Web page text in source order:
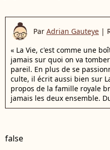
Par Adrian Gauteye |
« La Vie, c'est comme une
jamais sur quoi on va
pareil. En plus de se
culte, il écrit aussi bien sur
propos de la famille royale
jamais les deux ensemble.
false